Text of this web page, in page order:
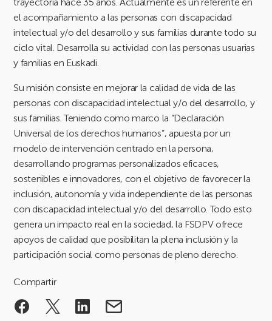
el acompañamiento a las personas con discapacidad
intelectual y/o del desarrollo y sus familias durante todo su
ciclo vital. Desarrolla su actividad con las personas usuarias
y familias en Euskadi.
Su misión consiste en mejorar la calidad de vida de las
personas con discapacidad intelectual y/o del desarrollo, y
sus familias. Teniendo como marco la “Declaración
Universal de los derechos humanos”, apuesta por un
modelo de intervención centrado en la persona,
desarrollando programas personalizados eficaces,
sostenibles e innovadores, con el objetivo de favorecer la
inclusión, autonomía y vida independiente de las personas
con discapacidad intelectual y/o del desarrollo. Todo esto
genera un impacto real en la sociedad, la FSDPV ofrece
apoyos de calidad que posibilitan la plena inclusión y la
participación social como personas de pleno derecho.
Compartir